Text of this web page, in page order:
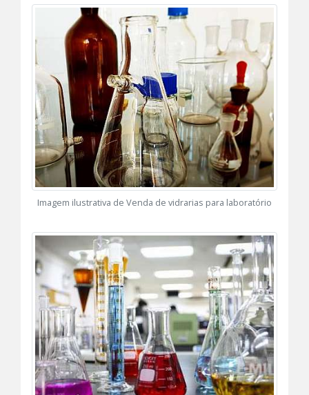
Imagem ilustrativa de Venda de vidrarias para laboratório